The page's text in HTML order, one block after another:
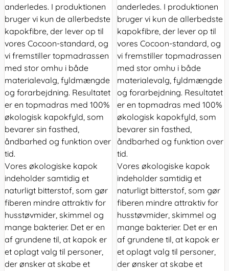
anderledes. I produktionen
bruger vi kun de allerbedste
kapokfibre, der lever op til
vores Cocoon-standard, og
vi fremstiller topmadrassen
med stor omhu i både
materialevalg, fyldmængde
og forarbejdning. Resultatet
er en topmadras med 100%
økologisk kapokfyld, som
bevarer sin fasthed,
åndbarhed og funktion over
tid.
Vores økologiske kapok
indeholder samtidig et
naturligt bitterstof, som gør
fiberen mindre attraktiv for
husstøvmider, skimmel og
mange bakterier. Det er en
af grundene til, at kapok er
et oplagt valg til personer,
der ønsker at skabe et
anderledes. I produktionen
bruger vi kun de allerbedste
kapokfibre, der lever op til
vores Cocoon-standard, og
vi fremstiller topmadrassen
med stor omhu i både
materialevalg, fyldmængde
og forarbejdning. Resultatet
er en topmadras med 100%
økologisk kapokfyld, som
bevarer sin fasthed,
åndbarhed og funktion over
tid.
Vores økologiske kapok
indeholder samtidig et
naturligt bitterstof, som gør
fiberen mindre attraktiv for
husstøvmider, skimmel og
mange bakterier. Det er en
af grundene til, at kapok er
et oplagt valg til personer,
der ønsker at skabe et